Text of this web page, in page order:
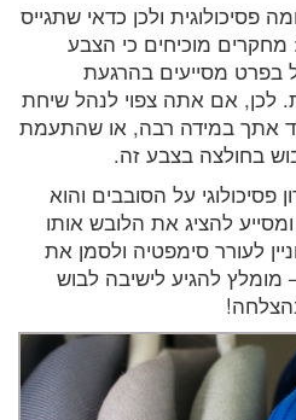
פסיכולוגית ולכן כדאי שתגייס
מוכיחים כי הצבע
בפרט מסייעים בהרגעת
לכן, אם אתה צפוי לנהל שיחת
אתך במידה רבה, או שהתעמת
בחולצה בצבע זה.
על הסובבים והוא
להציג את הלובש אותו
לעורר סימפטיה ולסמן את
להגיע לישיבה לבוש